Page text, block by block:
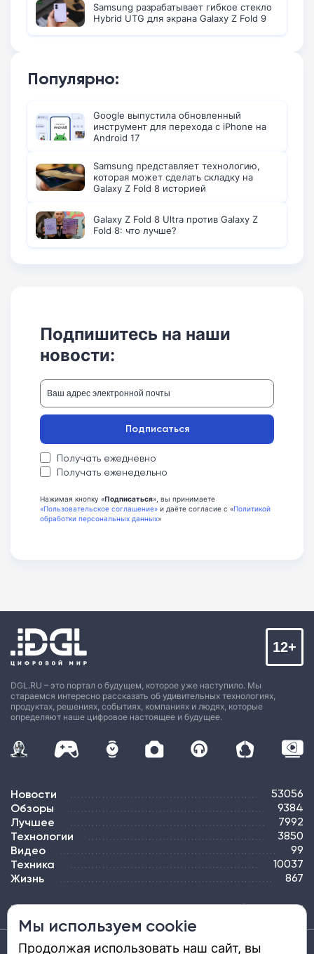
Samsung разрабатывает гибкое стекло
Hybrid UTG для экрана Galaxy Z Fold 9
Популярно:
Google выпустила обновленный
инструмент для перехода с iPhone на
Android 17
Samsung представляет технологию,
которая может сделать складку на
Galaxy Z Fold 8 историей
Galaxy Z Fold 8 Ultra против Galaxy Z
Fold 8: что лучше?
Подпишитесь на наши
новости:
Получать ежедневно
Получать еженедельно
Подписаться
Нажимая кнопку «Подписаться», вы принимаете
«Пользовательское соглашение» и даёте согласие с «Политикой
обработки персональных данных»
DGL.RU – это портал о будущем, которое уже наступило. Мы
стараемся интересно рассказать об удивительных технологиях,
продуктах, решениях, событиях, компаниях и людях, которые
определяют наше цифровое настоящее и будущее.
12+
Новости 53056
Обзоры 9384
Лучшее 7992
Технологии 3850
Видео 99
Техника 10037
Жизнь 867
ПОДПИСКА РЕКЛАМА КОНТАКТЫ КАРТА САЙТА ТЭГИ
Средство массовой информации «DGL.RU — Цифровой мир» (www.dgl.ru).
Мы используем cookie
Продолжая использовать наш сайт, вы